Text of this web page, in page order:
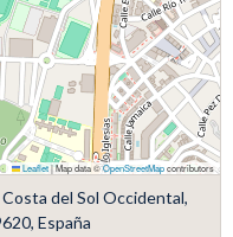
Leaflet|Map data ©OpenStreetMapcontributors
del Sol Occidental,
España